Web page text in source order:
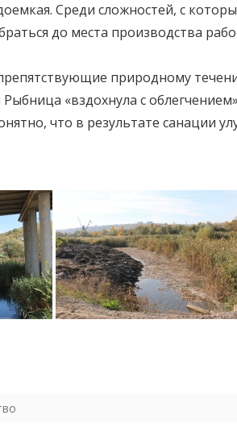
Среди сложностей, с
до места производства
природному
Рыбница «вздохнула с
что в результате санации